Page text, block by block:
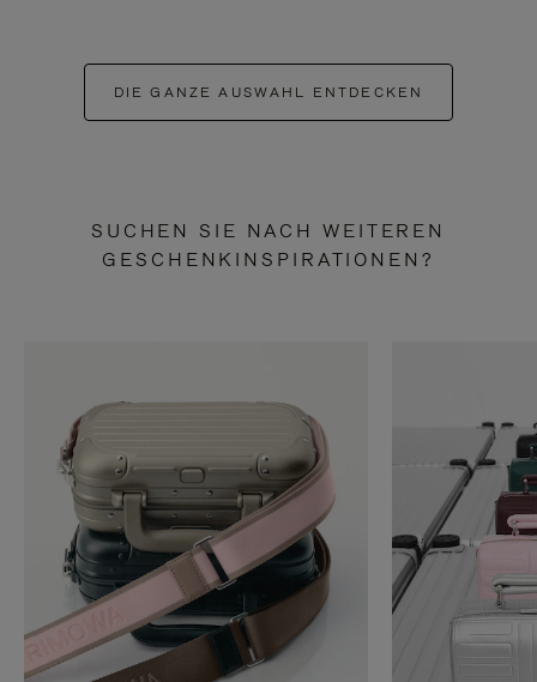
DIE GANZE AUSWAHL ENTDECKEN
SUCHEN SIE NACH WEITEREN
GESCHENKINSPIRATIONEN?